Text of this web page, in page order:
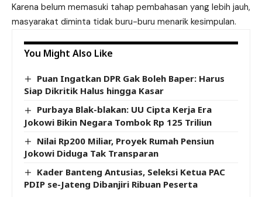
Karena belum memasuki tahap pembahasan yang lebih jauh,
masyarakat diminta tidak buru-buru menarik kesimpulan.
You Might Also Like
Puan Ingatkan DPR Gak Boleh Baper: Harus
Siap Dikritik Halus hingga Kasar
Purbaya Blak-blakan: UU Cipta Kerja Era
Jokowi Bikin Negara Tombok Rp 125 Triliun
Nilai Rp200 Miliar, Proyek Rumah Pensiun
Jokowi Diduga Tak Transparan
Kader Banteng Antusias, Seleksi Ketua PAC
PDIP se-Jateng Dibanjiri Ribuan Peserta